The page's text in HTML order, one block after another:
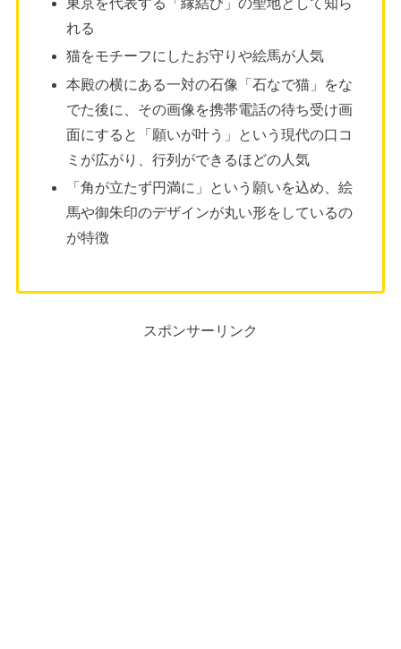
東京を代表する「縁結び」の聖地として知ら
れる
猫をモチーフにしたお守りや絵馬が人気
本殿の横にある一対の石像「石なで猫」をな
でた後に、その画像を携帯電話の待ち受け画
面にすると「願いが叶う」という現代の口コ
ミが広がり、行列ができるほどの人気
「角が立たず円満に」という願いを込め、絵
馬や御朱印のデザインが丸い形をしているの
が特徴
スポンサーリンク